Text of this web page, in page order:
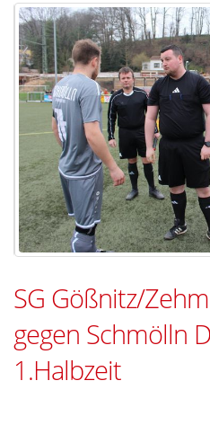
SG Gößnitz/
gegen Schmölln
1.Halbzeit